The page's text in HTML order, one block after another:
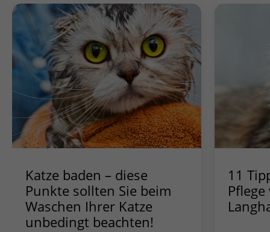
Katze baden – diese
Punkte sollten Sie beim
Waschen Ihrer Katze
unbedingt beachten!
11